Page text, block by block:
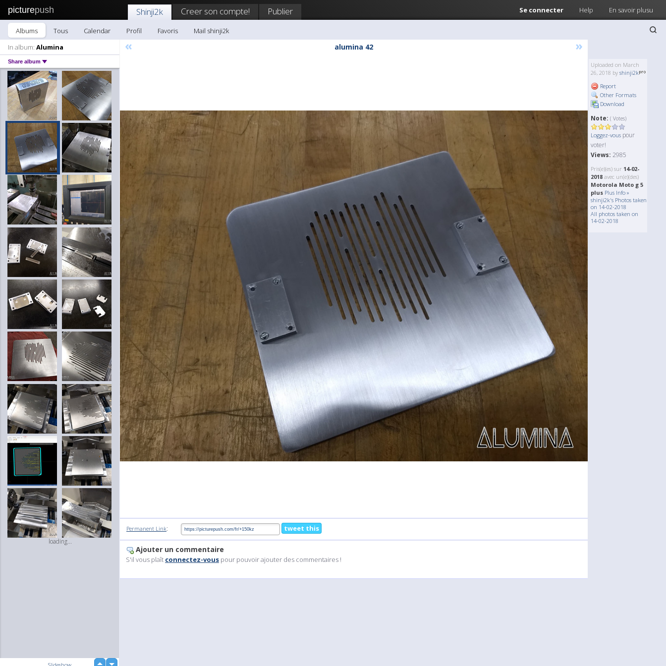
picturepush Se connecter Help En savoir plusu
Shinji2k Creer son compte! Publier
Albums Tous Calendar Profil Favoris
Mail shinji2k
In album: Alumina
Share album
loading...
« alumina 42 »
Uploaded on March
26, 2018 by shinji2k
Report
Other Formats
Download
Note: ( Votes)
Loggez-vous pour
voter!
Views: 2985
Pris(e)(es) sur 14-02-
2018 avec un(e)(des)
Motorola Moto g 5
plus Plus Info »
shinji2k's Photos taken
on 14-02-2018
All photos taken on
14-02-2018
Permanent Link: tweet this
Ajouter un commentaire
S'il vous plaît connectez-vous pour pouvoir ajouter des commentaires !